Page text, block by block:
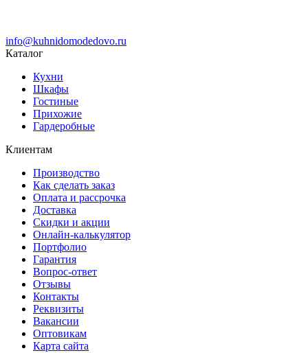
info@kuhnidomodedovo.ru
Каталог
Кухни
Шкафы
Гостиные
Прихожие
Гардеробные
Клиентам
Производство
Как сделать заказ
Оплата и рассрочка
Доставка
Скидки и акции
Онлайн-калькулятор
Портфолио
Гарантия
Вопрос-ответ
Отзывы
Контакты
Реквизиты
Вакансии
Оптовикам
Карта сайта